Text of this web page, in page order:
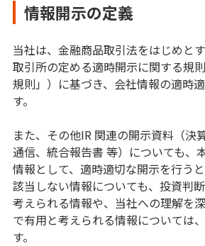
情報開示の定義
当社は、金融商品取引法をはじめと
取引所の定める適時開示に関する規
規則」）に基づき、会社情報の適時
す。
また、その他IR 関連の開示資料（決
通信、統合報告書 等）についても、
情報として、適時適切な開示を行う
該当しない情報についても、投資判
考えられる情報や、当社への理解を
で有用と考えられる情報については
す。